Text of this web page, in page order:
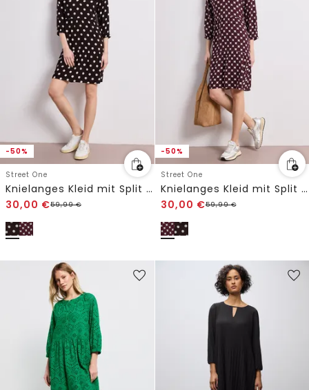
-50%
Street One
Knielanges Kleid mit Split Neck und Print
30,00 €59,99€
-50%
Street One
Knielanges Kleid mit Split Neck und Print
30,00 €59,99€